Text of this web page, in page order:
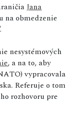
Jana
na obmedzenie
.
nesystémových
, a na to, aby
vypracovala
Referuje o tom
rozhovoru pre